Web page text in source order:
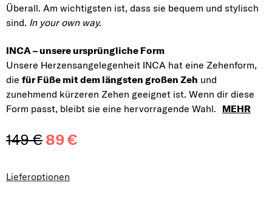
Überall. Am wichtigsten ist, dass sie bequem und stylisch
sind. In your own way.
INCA – unsere ursprüngliche Form
Unsere Herzensangelegenheit INCA hat eine Zehenform,
die für Füße mit dem längsten großen Zeh und
zunehmend kürzeren Zehen geeignet ist. Wenn dir diese
Form passt, bleibt sie eine hervorragende Wahl. MEHR
149 € 89 €
Lieferoptionen